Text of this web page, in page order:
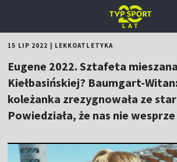
15 LIP 2022 LEKKOATLETYKA
Eugene 2022. Sztafeta
Kiełbasińskiej? Baumgart-
koleżanka zrezygnowała ze
Powiedziała, że nas nie wesprze